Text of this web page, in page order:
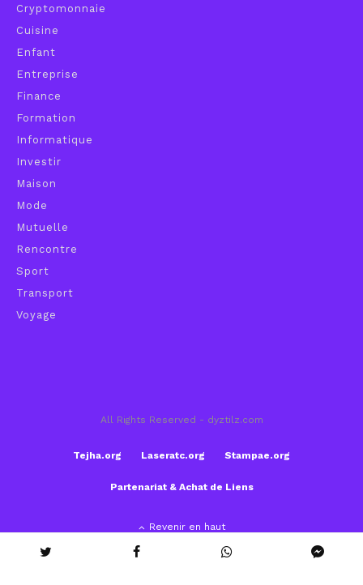
Cryptomonnaie
Cuisine
Enfant
Entreprise
Finance
Formation
Informatique
Investir
Maison
Mode
Mutuelle
Rencontre
Sport
Transport
Voyage
All Rights Reserved - dyztilz.com
Tejha.org Laseratc.org Stampae.org
Partenariat & Achat de Liens
Revenir en haut